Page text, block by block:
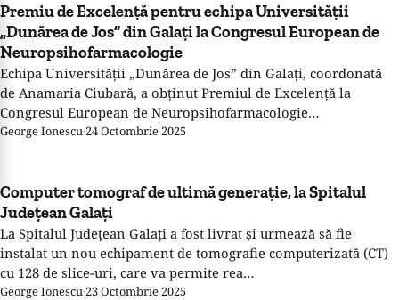
Premiu de Excelență pentru echipa Universității
„Dunărea de Jos” din Galați la Congresul European de
Neuropsihofarmacologie
Echipa Universității „Dunărea de Jos” din Galați, coordonată
de Anamaria Ciubară, a obținut Premiul de Excelență la
Congresul European de Neuropsihofarmacologie…
George Ionescu·24 Octombrie 2025
Computer tomograf de ultimă generație, la Spitalul
Județean Galați
La Spitalul Județean Galați a fost livrat și urmează să fie
instalat un nou echipament de tomografie computerizată (CT)
cu 128 de slice-uri, care va permite rea…
George Ionescu·23 Octombrie 2025